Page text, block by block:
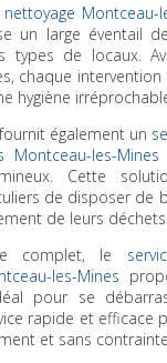
Montceau-
un large éventail
types de locaux.
chaque intervention
hygiène
également un
les-Mines
Cette
de disposer de
de leurs
complet, le
les-Mines
pour se
rapide et efficace
et sans